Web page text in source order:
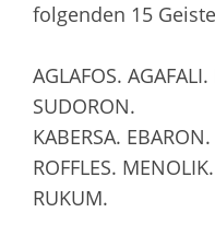
folgenden 15
AGLAFOS.
SUDORON.
KABERSA.
ROFFLES.
RUKUM.